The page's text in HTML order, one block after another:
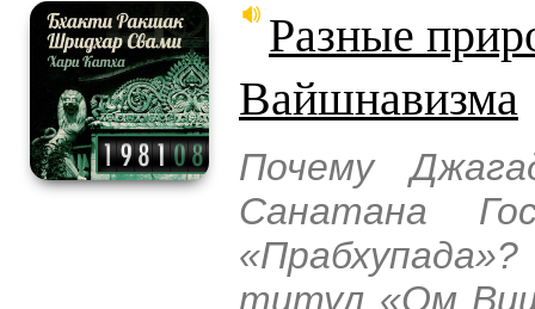
Разные
Вайшнавизма
Почему
Санатана
титул «Ом